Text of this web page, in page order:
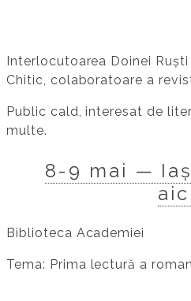
Interlocutoarea Doinei
Chitic, colaboratoare a
Public cald, interesat de
multe.
8-9 mai —
Biblioteca Academiei
Tema: Prima lectură a